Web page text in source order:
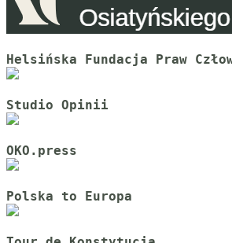
Helsińska Fundacja Praw
Studio Opinii
OKO.press
Polska to Europa